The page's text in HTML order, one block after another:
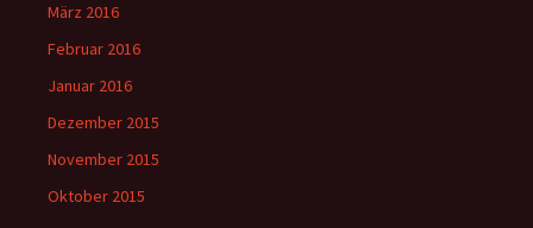
März 2016
Februar 2016
Januar 2016
Dezember 2015
November 2015
Oktober 2015